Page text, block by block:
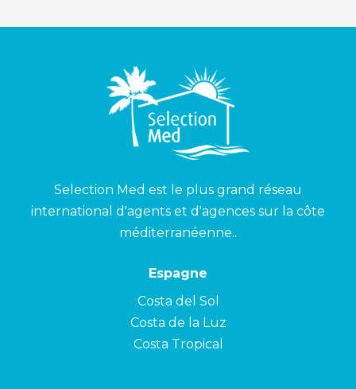
Selection Med est le plus grand réseau
international d'agents et d'agences sur la côte
méditerranéenne..
Espagne
Costa del Sol
Costa de la Luz
Costa Tropical